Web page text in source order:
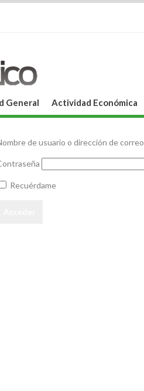
General Actividad Económica
de usuario o dirección de correo
Recuérdame